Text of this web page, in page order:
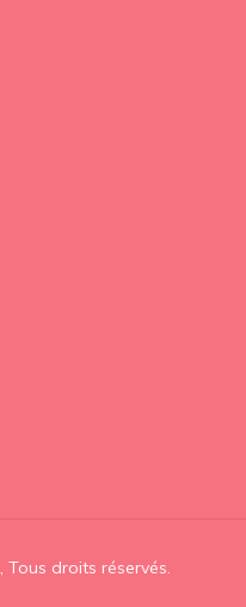
, Tous droits réservés.